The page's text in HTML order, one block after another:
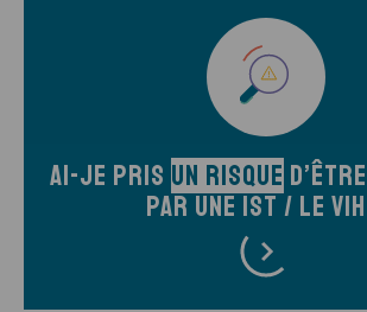
Ai-je pris un risque
par une IST / le